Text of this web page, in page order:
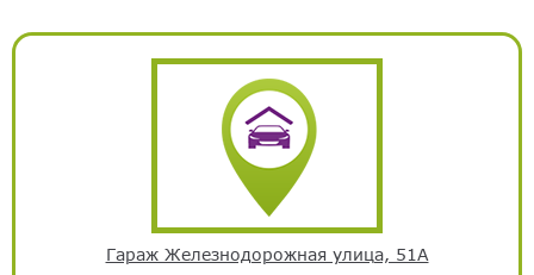
Гараж Железнодорожная улица, 51А